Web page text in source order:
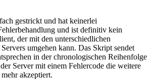
gestrickt und hat keinerlei
und ist definitiv kein
der mit den unterschiedlichen
umgehen kann. Das Skript sendet
in der chronologischen Reihenfolge
Server mit einem Fehlercode die weitere
akzeptiert.